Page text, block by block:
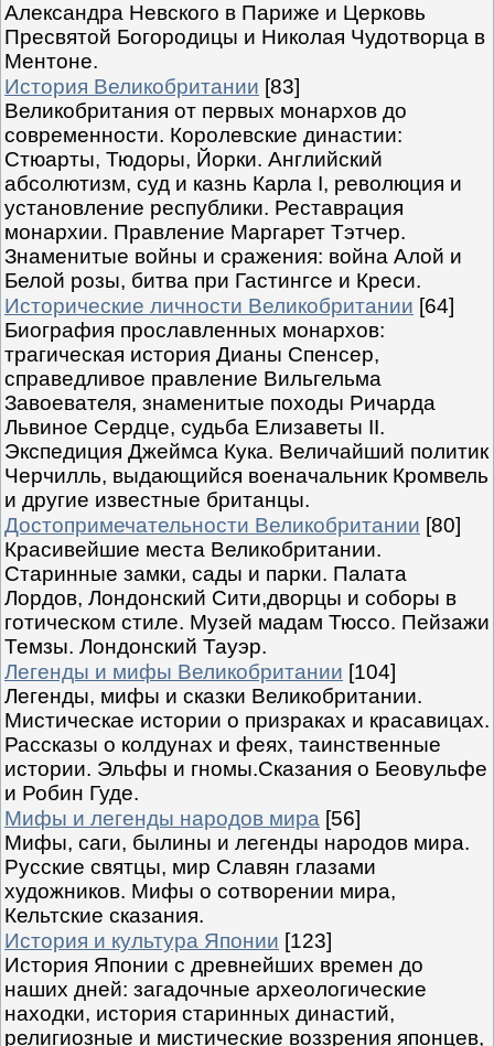
Александра Невского в Париже и Церковь
Пресвятой Богородицы и Николая Чудотворца в
Ментоне.
История Великобритании [83]
Великобритания от первых монархов до
современности. Королевские династии:
Стюарты, Тюдоры, Йорки. Английский
абсолютизм, суд и казнь Карла I, революция и
установление республики. Реставрация
монархии. Правление Маргарет Тэтчер.
Знаменитые войны и сражения: война Алой и
Белой розы, битва при Гастингсе и Креси.
Исторические личности Великобритании [64]
Биография прославленных монархов:
трагическая история Дианы Спенсер,
справедливое правление Вильгельма
Завоевателя, знаменитые походы Ричарда
Львиное Сердце, судьба Елизаветы II.
Экспедиция Джеймса Кука. Величайший политик
Черчилль, выдающийся военачальник Кромвель
и другие известные британцы.
Достопримечательности Великобритании [80]
Красивейшие места Великобритании.
Старинные замки, сады и парки. Палата
Лордов, Лондонский Сити,дворцы и соборы в
готическом стиле. Музей мадам Тюссо. Пейзажи
Темзы. Лондонский Тауэр.
Легенды и мифы Великобритании [104]
Легенды, мифы и сказки Великобритании.
Мистическае истории о призраках и красавицах.
Рассказы о колдунах и феях, таинственные
истории. Эльфы и гномы.Сказания о Беовульфе
и Робин Гуде.
Мифы и легенды народов мира [56]
Мифы, саги, былины и легенды народов мира.
Русские святцы, мир Славян глазами
художников. Мифы о сотворении мира,
Кельтские сказания.
История и культура Японии [123]
История Японии с древнейших времен до
наших дней: загадочные археологические
находки, история старинных династий,
религиозные и мистические воззрения японцев,